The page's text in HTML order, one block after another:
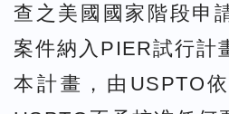
查之美國國家階段申
案件納入PIER試行計
本計畫，由USPTO